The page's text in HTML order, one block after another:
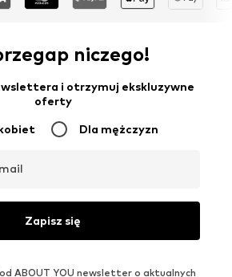
niczego!
i otrzymuj ekskluzywne
oferty
Dla mężczyzn
Zapisz się
ABOUT YOU newsletter o aktualnych